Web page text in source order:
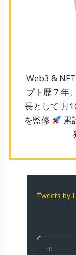
Web3 &
プト歴 7 年
長として 月
を監修
累
Tweets by
PR